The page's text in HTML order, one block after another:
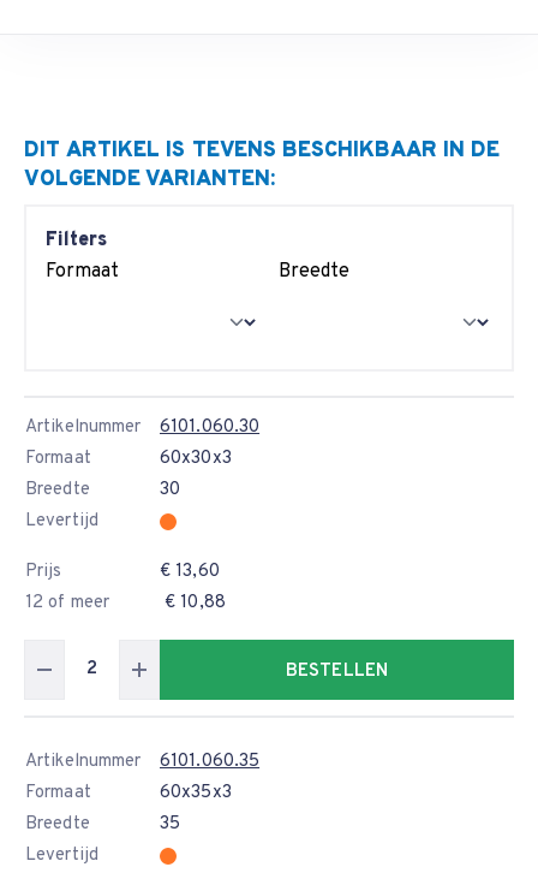
DIT ARTIKEL IS TEVENS BESCHIKBAAR IN DE
VOLGENDE VARIANTEN:
Filters
Formaat
Breedte
Artikelnummer
6101.060.30
Formaat
60x30x3
Breedte
30
Levertijd
Prijs
€ 13,60
12 of meer
€ 10,88
BESTELLEN
Artikelnummer
6101.060.35
Formaat
60x35x3
Breedte
35
Levertijd